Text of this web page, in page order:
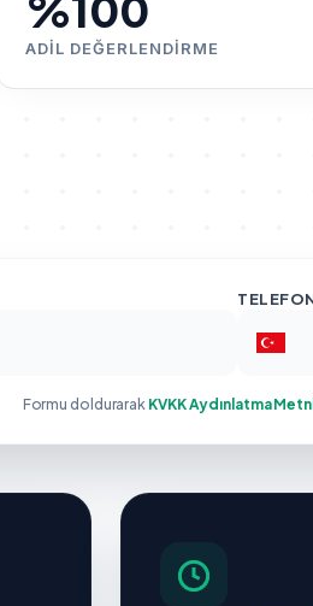
ADIL DEĞERLENDIRME
Formu doldurarak KVKK Aydınlatma